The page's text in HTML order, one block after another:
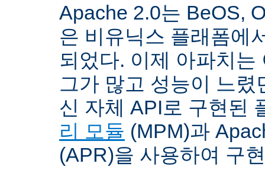
Apache 2.0는 BeOS,
은 비유닉스 플래폼에
되었다. 이제 아파치
그가 많고 성능이 느
신 자체 API로 구현된
리 모듈 (MPM)과
(APR)을 사용하여 구